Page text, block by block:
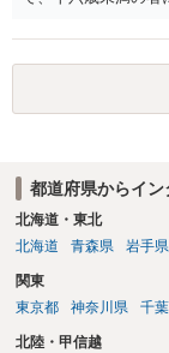
が生まれた日より五
下の拘禁刑又は五
い又は誘惑して面
反復して面会を要
二年以下の拘禁刑
都道府県からイ
北海道・東北
北海道
青森県 岩手県
関東
東京都
神奈川県 千
北陸・甲信越